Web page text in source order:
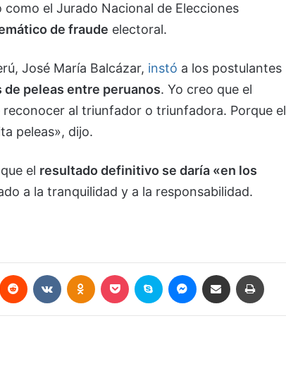
el Jurado Nacional de Elecciones
de fraude electoral.
José María Balcázar, instó a los postulantes
de peleas entre peruanos. Yo creo que el
al triunfador o triunfadora. Porque el
peleas», dijo.
que el resultado definitivo se daría «en los
a la tranquilidad y a la responsabilidad.
Reddit VKontakteOdnoklassniki
Pocket Skype MessengerCompartir por correo electrónico